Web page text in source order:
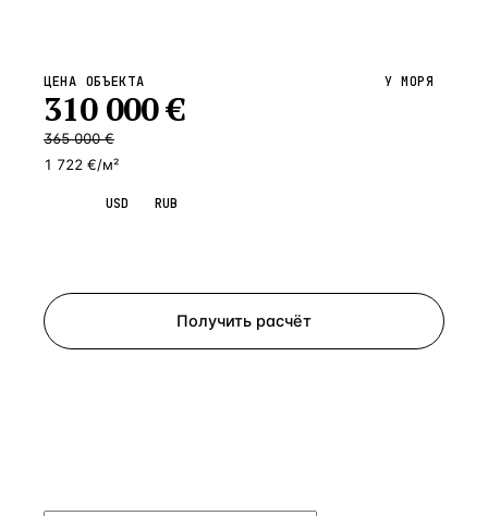
ЦЕНА ОБЪЕКТА
310 000€
365 000 €
1 722 €/м²
У МОРЯ
USD RUB
Получить расчёт